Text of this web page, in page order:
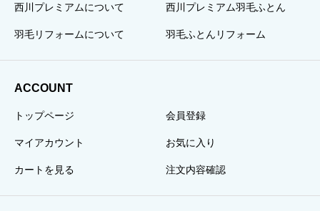
西川プレミアムについて 西川プレミアム羽毛ふとん
羽毛リフォームについて 羽毛ふとんリフォーム
ACCOUNT
トップページ 会員登録
マイアカウント お気に入り
カートを見る 注文内容確認